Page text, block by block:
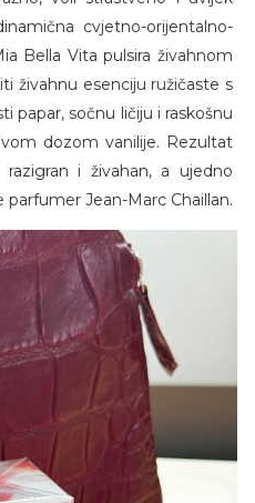
cvjetno-orijentalno-
Bella Vita pulsira živahnom
živahnu esenciju ružičaste s
papar, sočnu ličiju i raskošnu
dozom vanilije. Rezultat
i živahan, a ujedno
parfumer Jean-Marc Chaillan.